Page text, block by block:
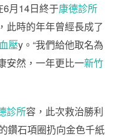
6月14日終于康德診所
此時的年年曾經長成了
壓y。“我們給他取名為
安然，一年更比一新竹
診所容，此次救治勝利
鑽石項圈扔向金色千紙